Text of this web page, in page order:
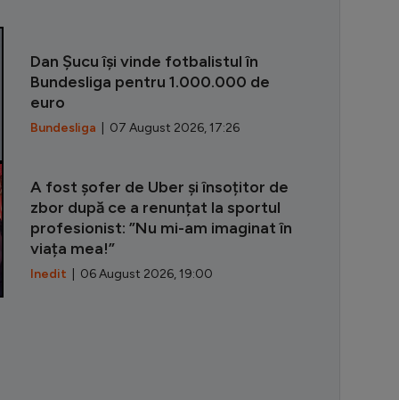
Dan Șucu își vinde fotbalistul în
Bundesliga pentru 1.000.000 de
euro
Bundesliga | 07 August 2026, 17:26
A fost șofer de Uber și însoțitor de
zbor după ce a renunțat la sportul
profesionist: ”Nu mi-am imaginat în
viața mea!”
Inedit | 06 August 2026, 19:00